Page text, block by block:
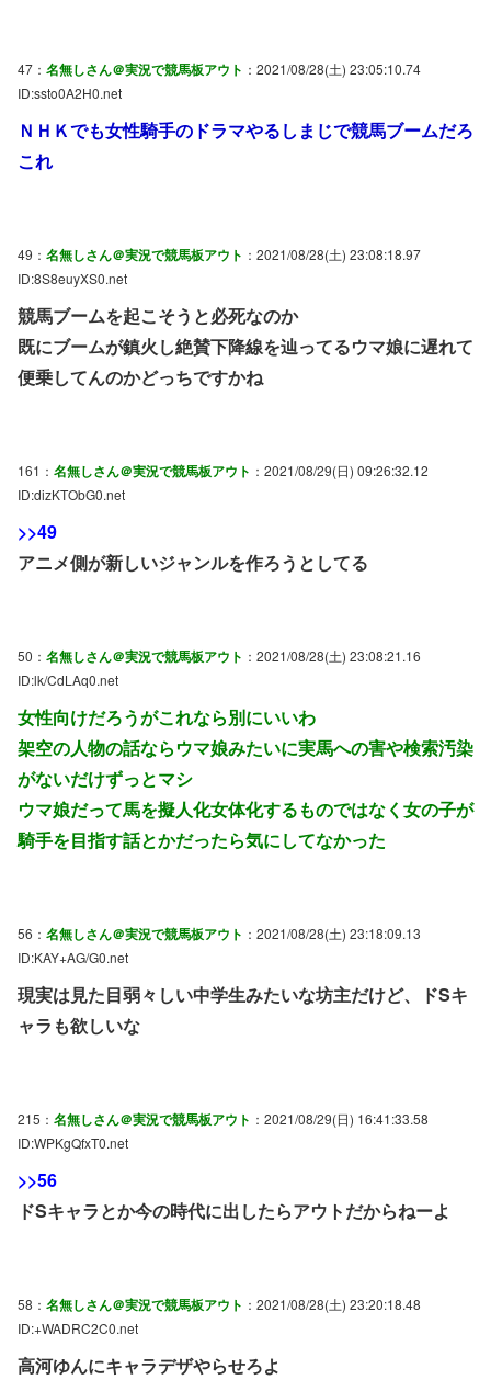
47： 名無しさん＠実況で競馬板アウト ：2021/08/28(土) 23:05:10.74
ID:ssto0A2H0.net
ＮＨＫでも女性騎手のドラマやるしまじで競馬ブームだろ
これ
49： 名無しさん＠実況で競馬板アウト ：2021/08/28(土) 23:08:18.97
ID:8S8euyXS0.net
競馬ブームを起こそうと必死なのか
既にブームが鎮火し絶賛下降線を辿ってるウマ娘に遅れて
便乗してんのかどっちですかね
161： 名無しさん＠実況で競馬板アウト ：2021/08/29(日) 09:26:32.12
ID:dizKTObG0.net
>>49
アニメ側が新しいジャンルを作ろうとしてる
50： 名無しさん＠実況で競馬板アウト ：2021/08/28(土) 23:08:21.16
ID:lk/CdLAq0.net
女性向けだろうがこれなら別にいいわ
架空の人物の話ならウマ娘みたいに実馬への害や検索汚染
がないだけずっとマシ
ウマ娘だって馬を擬人化女体化するものではなく女の子が
騎手を目指す話とかだったら気にしてなかった
56： 名無しさん＠実況で競馬板アウト ：2021/08/28(土) 23:18:09.13
ID:KAY+AG/G0.net
現実は見た目弱々しい中学生みたいな坊主だけど、ドSキ
ャラも欲しいな
215： 名無しさん＠実況で競馬板アウト ：2021/08/29(日) 16:41:33.58
ID:WPKgQfxT0.net
>>56
ドSキャラとか今の時代に出したらアウトだからねーよ
58： 名無しさん＠実況で競馬板アウト ：2021/08/28(土) 23:20:18.48
ID:+WADRC2C0.net
高河ゆんにキャラデザやらせろよ